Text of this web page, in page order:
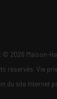
© 2026 Maison-
reservés. Vie
du site Internet